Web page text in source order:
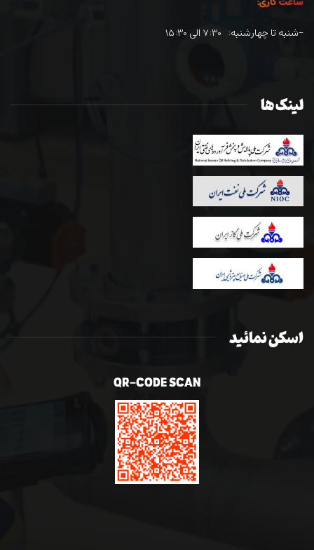
-شنبه تا چهارشنبه: ۷:۳۰ الی ۱۵:۳۰
لینک ها
اسکن نمائید
QR-CODE SCAN